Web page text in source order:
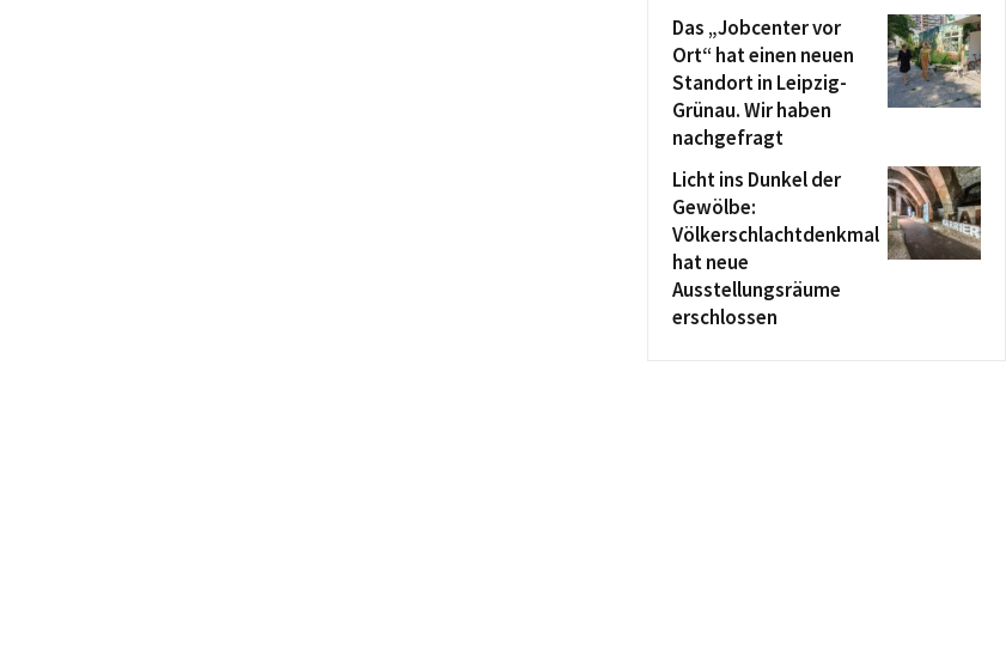
Das „Jobcenter vor
Ort“ hat einen neuen
Standort in Leipzig-
Grünau. Wir haben
nachgefragt
Licht ins Dunkel der
Gewölbe:
Völkerschlachtdenkmal
hat neue
Ausstellungsräume
erschlossen